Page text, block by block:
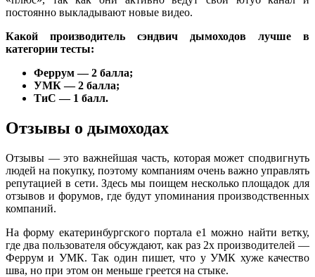
постоянно выкладывают новые видео.
Какой производитель сэндвич дымоходов лучше в
категории тесты:
Феррум — 2 балла;
УМК — 2 балла;
ТиС — 1 балл.
Отзывы о дымоходах
Отзывы — это важнейшая часть, которая может сподвигнуть
людей на покупку, поэтому компаниям очень важно управлять
репутацией в сети. Здесь мы поищем несколько площадок для
отзывов и форумов, где будут упоминания производственных
компаний.
На форму екатеринбургского портала е1 можно найти ветку,
где два пользователя обсуждают, как раз 2х производителей —
Феррум и УМК. Так один пишет, что у УМК хуже качество
шва, но при этом он меньше греется на стыке.